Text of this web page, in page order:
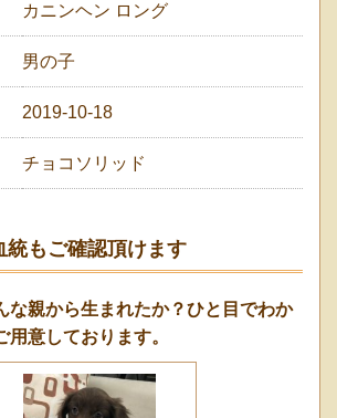
カニンヘン ロング
男の子
2019-10-18
チョコソリッド
統もご確認頂けます
な親から生まれたか？ひと目でわか
用意しております。